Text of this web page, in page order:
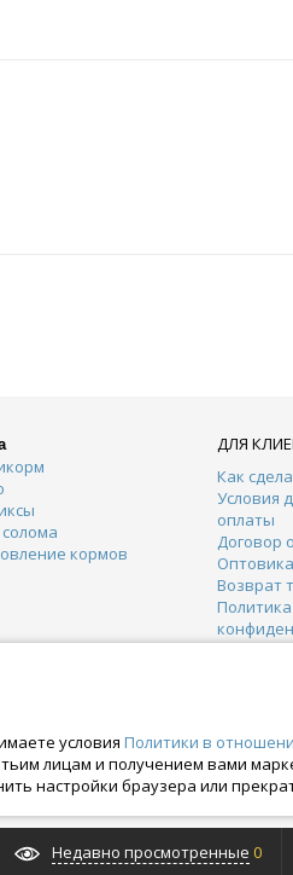
кормов
ДЛЯ
Как
Условия
оплаты
Договор
Возврат
Политика
Контакты
Недавно просмотренные 0
условия Политики в
лицам и получением вами
настройки браузера или